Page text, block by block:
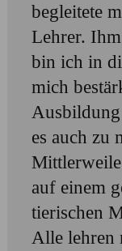
begleitete
Lehrer.
bin ich in
mich
es auch zu
auf einem
tierischen
Alle lehren